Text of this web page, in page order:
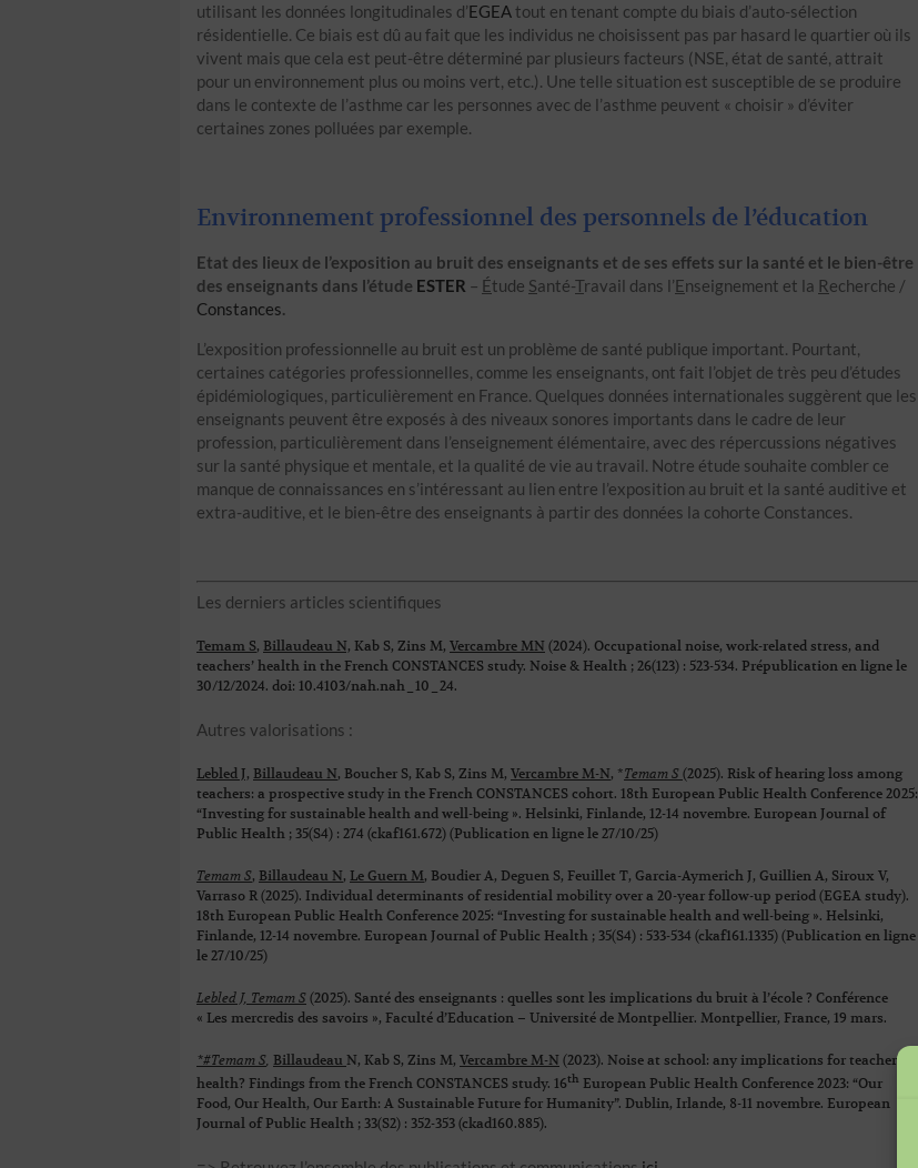
utilisant les données longitudinales d’EGEAtout en tenant compte du biais d’auto-sélection
résidentielle. Ce biais est dû au fait que les individus ne choisissent pas par hasard le quartier où ils
vivent mais que cela est peut-être déterminé par plusieurs facteurs (NSE, état de santé, attrait
pour un environnement plus ou moins vert, etc.). Une telle situation est susceptible de se produire
dans le contexte de l’asthme car les personnes avec de l’asthme peuvent « choisir » d’éviter
certaines zones polluées par exemple.
Environnement professionnel des personnels de l’éducation
Etat des lieux de l’exposition au bruit des enseignants et de ses effets sur la santé et le bien-être
des enseignants dans l’étude ESTER – Étude Santé-Travail dans l’Enseignement et la Recherche /
Constances.
L’exposition professionnelle au bruit est un problème de santé publique important. Pourtant,
certaines catégories professionnelles, comme les enseignants, ont fait l’objet de très peu d’études
épidémiologiques, particulièrement en France. Quelques données internationales suggèrent que les
enseignants peuvent être exposés à des niveaux sonores importants dans le cadre de leur
profession, particulièrement dans l’enseignement élémentaire, avec des répercussions négatives
sur la santé physique et mentale, et la qualité de vie au travail. Notre étude souhaite combler ce
manque de connaissances en s’intéressant au lien entre l’exposition au bruit et la santé auditive et
extra-auditive, et le bien-être des enseignants à partir des données la cohorte Constances.
Les derniers articles scientifiques
Temam S, Billaudeau N, Kab S, Zins M, Vercambre MN (2024). Occupational noise, work-related stress, and
teachers’ health in the French CONSTANCES study. Noise & Health ; 26(123) : 523-534. Prépublication en ligne le
30/12/2024. doi: 10.4103/nah.nah_10_24.
Autres valorisations :
Lebled J, Billaudeau N, Boucher S, Kab S, Zins M, Vercambre M-N, *Temam S (2025). Risk of hearing loss among
teachers: a prospective study in the French CONSTANCES cohort. 18th European Public Health Conference 2025:
“Investing for sustainable health and well-being ». Helsinki, Finlande, 12-14 novembre. European Journal of
Public Health ; 35(S4) : 274 (ckaf161.672) (Publication en ligne le 27/10/25)
Temam S, Billaudeau N, Le Guern M, Boudier A, Deguen S, Feuillet T, Garcia-Aymerich J, Guillien A, Siroux V,
Varraso R (2025). Individual determinants of residential mobility over a 20-year follow-up period (EGEA study).
18th European Public Health Conference 2025: “Investing for sustainable health and well-being ». Helsinki,
Finlande, 12-14 novembre. European Journal of Public Health ; 35(S4) : 533-534 (ckaf161.1335) (Publication en ligne
le 27/10/25)
Lebled J, Temam S (2025). Santé des enseignants : quelles sont les implications du bruit à l’école ? Conférence
« Les mercredis des savoirs », Faculté d’Education – Université de Montpellier. Montpellier, France, 19 mars.
*#Temam S Billaudeau N, Kab S, Zins M, Vercambre M-N (2023). Noise at school: any implications for teachers’
health? Findings from the French CONSTANCES study. 16th European Public Health Conference 2023: “Our
Food, Our Health, Our Earth: A Sustainable Future for Humanity”. Dublin, Irlande, 8-11 novembre. European
Journal of Public Health ; 33(S2) : 352-353 (ckad160.885).